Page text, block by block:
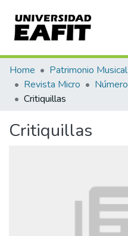
Communities & Collections
All of DSpace
Home Patrimonio Musical
Revista Micro
Critiquillas
Critiquillas